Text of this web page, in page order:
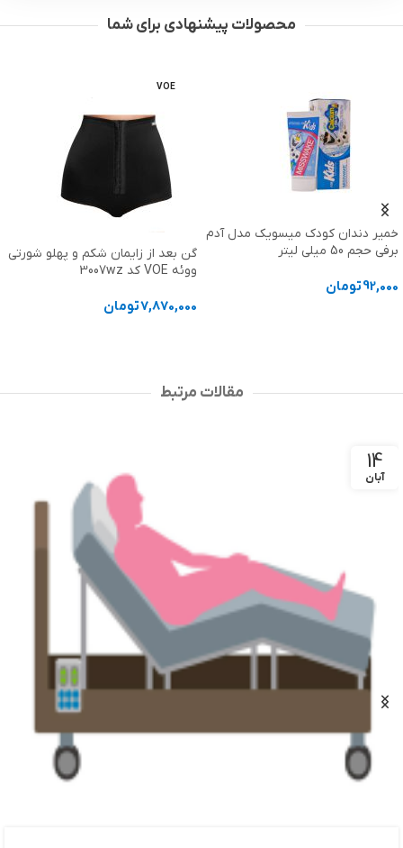
محصولات پیشنهادی برای شما
خمیر دندان کودک میسویک مدل آدم
برفی حجم 50 میلی لیتر
92,000تومان
VOE
گن بعد از زایمان شکم و پهلو شورتی
ووئه VOE کد 3007wz
7,870,000تومان
مقالات مرتبط
14
آبان